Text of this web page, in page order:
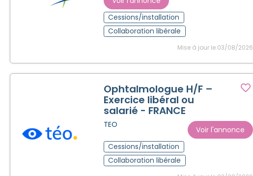
Cessions/installation
Collaboration libérale
Mise à jour le 03/08/2026
Ophtalmologue H/F –
Exercice libéral ou
salarié - FRANCE
TEO
Voir l'annonce
Cessions/installation
Collaboration libérale